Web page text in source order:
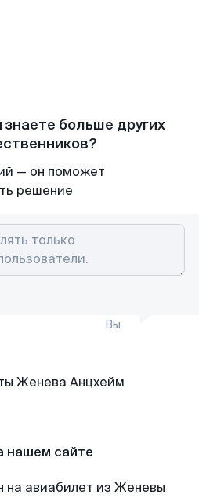
больше других
— он поможет
решение
Вы
нашем сайте
на авиабилет из Женевы